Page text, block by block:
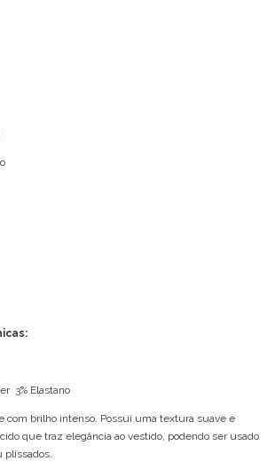
3% Elastano
com brilho intenso. Possui uma textura suave e
que traz elegância ao vestido, podendo ser usado
plissados.